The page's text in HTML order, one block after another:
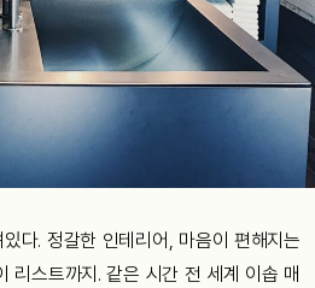
다. 정갈한 인테리어, 마음이 편해지는
리스트까지. 같은 시간 전 세계 이솝 매